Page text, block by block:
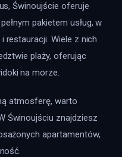
Świnoujście oferuje
pakietem usług, w
restauracji. Wiele z nich
plaży, oferując
na morze.
atmosferę, warto
Świnoujściu znajdziesz
apartamentów,